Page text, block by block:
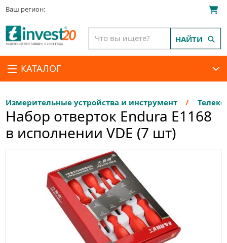
Ваш регион:
КАТАЛОГ
НАЙТИ
Измерительные устройства и инструмент
Набор отверток Endura E1168
в исполнении VDE (7 шт)